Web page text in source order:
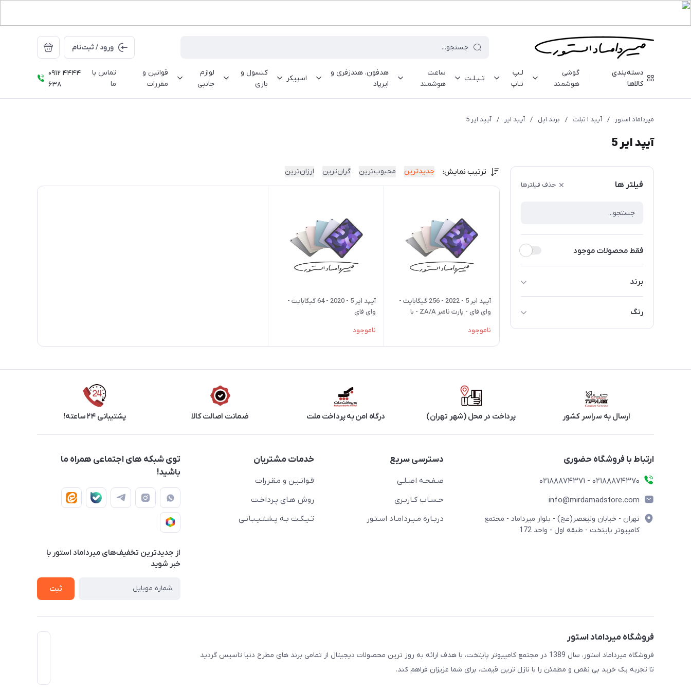
ورود / ثبت‌نام
دسته‌بندی
کالاها
گوشی
هوشمند
لـپ
تـاپ
تـبـلـت
ساعت
هوشمند
هدفون، هندزفری و
ایرپاد
اسپیکر
کنسول و
بازی
لوازم
جانبی
قوانین و
مقررات
تماس با
ما
0912 4444
638
میرداماد استور / آیپد I تبلت / برند اپل / آیپد ایر / آیپد ایر 5
آیپد ایر 5
فیلتر ها حذف فیلترها
فقط محصولات موجود
برند
رنگ
آبی
خاکستری
ترتیب نمایش: جدیدترین محبوب‌ترین گران‌ترین ارزان‌ترین
آیپد ایر 5 - 2022 - 256 گیگابایت -
وای فای - پارت نامبر ZA/A - با
ناموجود
آیپد ایر 5 - 2020 - 64 گیگابایت -
وای فای
ناموجود
ارسال به سراسر کشور پرداخت در محل (شهر تهران) درگاه امن به پرداخت ملت ضمانت اصالت کالا پشتیبانی ۲۴ ساعته!
ارتباط با فروشگاه حضوری
02188874370 - 02188874371
info@mirdamadstore.com
تهران - خیابان ولیعصر(عج) - بلوار میرداماد - مجتمع
کامپیوتر پایتخت - طبقه اول - واحد 172
دسترسی سریع
صـفـحـه اصـلـی
حـسـاب کـاربـری
دربـاره مـیـردامـاد اسـتـور
خدمات مشتریان
قـوانـیـن و مـقـررات
روش هـای پـرداخـت
تـیـکـت بـه پـشـتـیـبـانـی
توی شبکه های اجتماعی همراه ما
باشید!
از جدید‌ترین تخفیف‌های میرداماد استور با‌
خبر شوید
ثبت
فروشگاه میرداماد استور
فروشگاه میرداماد استور، سال 1389 در مجتمع کامپیوتر پایتخت، با هدف ارائه به روز ترین محصولات دیجیتال از تمامی برند های مطرح دنیا تاسیس گردید
تا تجربه یک خرید بی نقص و مطمئن را با نازل ترین قیمت، برای شما عزیزان فراهم کند.